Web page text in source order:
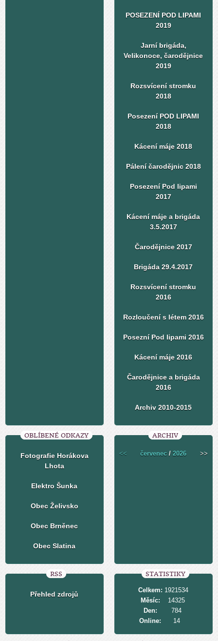
POSEZENÍ POD LIPAMI
2019
Jarní brigáda,
Velikonoce, čarodějnice
2019
Rozsvícení stromku
2018
Posezení POD LIPAMI
2018
Kácení máje 2018
Pálení čarodějnic 2018
Posezení Pod lipami
2017
Kácení máje a brigáda
3.5.2017
Čarodějnice 2017
Brigáda 29.4.2017
Rozsvícení stromku
2016
Rozloučení s létem 2016
Posezní Pod lipami 2016
Kácení máje 2016
Čarodějnice a brigáda
2016
Archiv 2010-2015
OBLÍBENÉ ODKAZY
Fotografie Horákova
Lhota
Elektro Šunka
Obec Želivsko
Obec Brněnec
Obec Slatina
ARCHIV
<< červenec /2026 >>
RSS
Přehled zdrojů
STATISTIKY
Online: 14
Celkem: 1921534
Měsíc:
14325
Den:
784